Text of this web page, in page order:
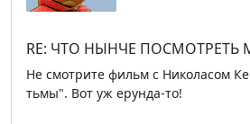
RE: ЧТО НЫНЧЕ
Не смотрите фильм с Николасом
тьмы". Вот уж ерунда-то!